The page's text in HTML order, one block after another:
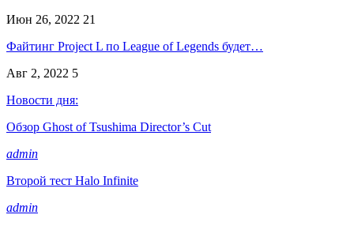
Июн 26, 2022 21
Файтинг Project L по League of Legends будет…
Авг 2, 2022 5
Новости дня:
Обзор Ghost of Tsushima Director’s Cut
admin
Второй тест Halo Infinite
admin